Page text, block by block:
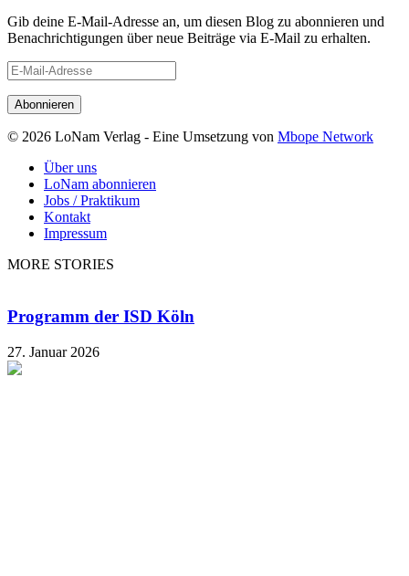
Gib deine E-Mail-Adresse an, um diesen Blog zu abonnieren und
Benachrichtigungen über neue Beiträge via E-Mail zu erhalten.
E-
Mail-
Adresse
© 2026 LoNam Verlag - Eine Umsetzung von Mbope Network
Über uns
LoNam abonnieren
Jobs / Praktikum
Kontakt
Impressum
MORE STORIES
Programm der ISD Köln
27. Januar 2026